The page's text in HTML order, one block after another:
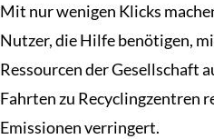
Mit nur wenigen Klicks
Nutzer, die Hilfe benötigen,
Ressourcen der Gesellschaft
Fahrten zu Recyclingzentren
Emissionen verringert.